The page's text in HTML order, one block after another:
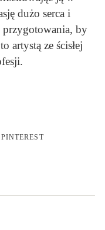
dużo serca i
przygotowania, by
artystą ze ścisłej
PINTEREST